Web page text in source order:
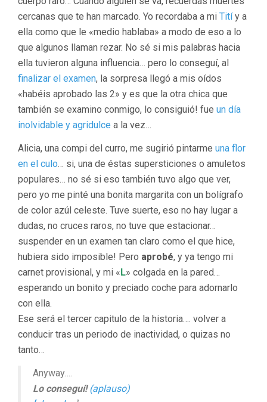
cercanas que te han marcado. Yo recordaba a mi Titíy a
ella como que le «medio hablaba» a modo de eso a lo
que algunos llaman rezar. No sé si mis palabras hacia
ella tuvieron alguna influencia… pero lo conseguí, al
finalizar el examen, la sorpresa llegó a mis oídos
«habéis aprobado las 2» y es que la otra chica que
también se examino conmigo, lo consiguió! fue un día
inolvidable y agridulce a la vez…
Alicia, una compi del curro, me sugirió pintarme una flor
en el culo… si, una de éstas supersticiones o amuletos
populares… no sé si eso también tuvo algo que ver,
pero yo me pinté una bonita margarita con un bolígrafo
de color azúl celeste. Tuve suerte, eso no hay lugar a
dudas, no cruces raros, no tuve que estacionar…
suspender en un examen tan claro como el que hice,
hubiera sido imposible! Pero aprobé, y ya tengo mi
carnet provisional, y mi « L» colgada en la pared…
esperando un bonito y preciado coche para adornarlo
con ella.
Ese será el tercer capitulo de la historia…. volver a
conducir tras un periodo de inactividad, o quizas no
tanto…
Anyway….
Lo conseguí!(aplauso)